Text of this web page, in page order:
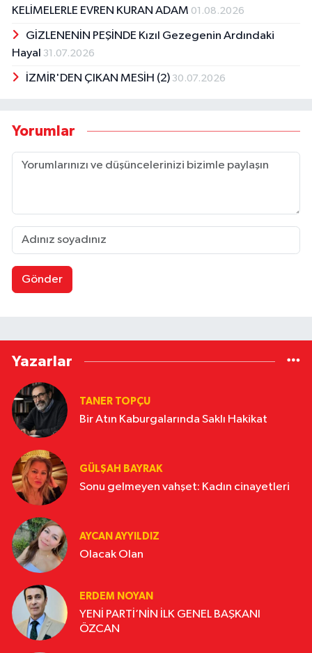
KELİMELERLE EVREN KURAN ADAM 01.08.2026
GİZLENENİN PEŞİNDE Kızıl Gezegenin Ardındaki
Hayal 31.07.2026
İZMİR'DEN ÇIKAN MESİH (2) 30.07.2026
Yorumlar
Gönder
Yazarlar
TANER TOPÇU
Bir Atın Kaburgalarında Saklı Hakikat
GÜLŞAH BAYRAK
Sonu gelmeyen vahşet: Kadın cinayetleri
AYCAN AYYILDIZ
Olacak Olan
ERDEM NOYAN
YENİ PARTİ’NİN İLK GENEL BAŞKANI
ÖZCAN